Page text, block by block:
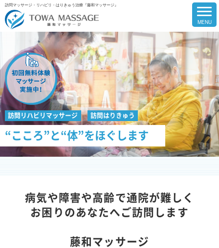
訪問マッサージ・リハビリ・はりきゅう治療『藤和マッサージ』
訪問リハビリマッサージ 訪問はりきゅう
“こころ”と“体”をほぐします
病気や障害や高齢で通院が難しく
お困りのあなたへご訪問します
藤和マッサージ